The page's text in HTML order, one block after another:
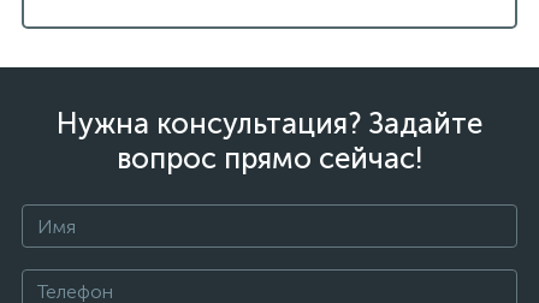
Нужна консультация? Задайте
вопрос прямо сейчас!